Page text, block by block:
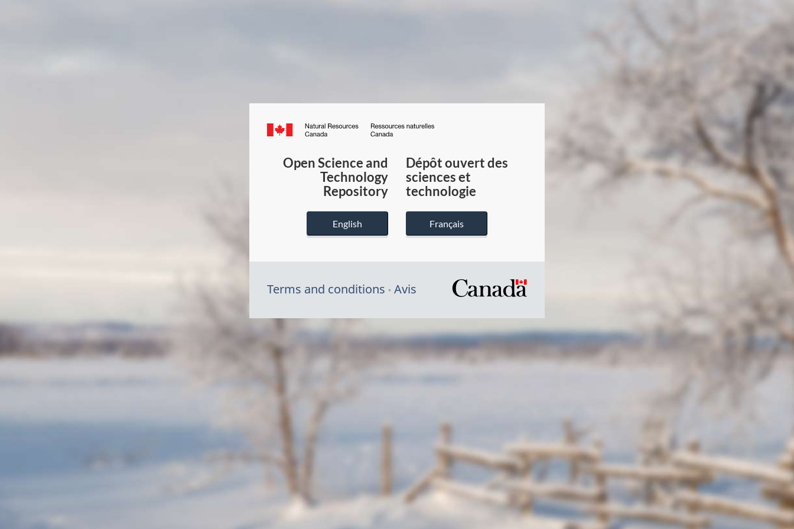
Canada.ca
du
Canada
Open Science and
Technology
Repository
English
Dépôt ouvert des
sciences et
technologie
Français
Terms and conditions Avis
/
du
gouvernement
du